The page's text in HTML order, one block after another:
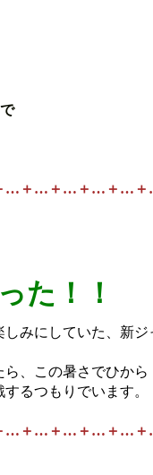
＋…＋…＋…＋…
！！
みにしていた、新ジ
、この暑さでひから
るつもりでいます。
＋…＋…＋…＋…